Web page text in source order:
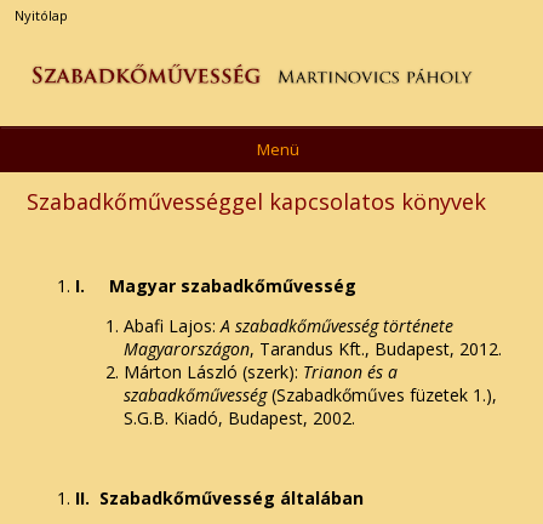
Nyitólap
Menü
Szabadkőművességgel kapcsolatos könyvek
I. Magyar szabadkőművesség
Abafi Lajos:A szabadkőművesség története
Magyarországon, Tarandus Kft., Budapest, 2012.
Márton László (szerk): Trianon és a
szabadkőművesség(Szabadkőműves füzetek 1.),
S.G.B. Kiadó, Budapest, 2002.
II. Szabadkőművesség általában